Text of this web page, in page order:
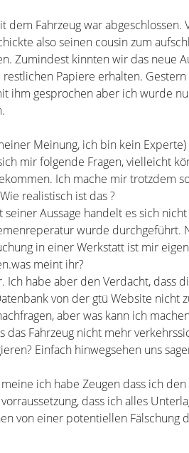
dem Fahrzeug war abgeschlossen.
also seinen cousin zum
Zumindest kinnten wir das neue
Papiere erhalten.
ihm gesprochen aber ich wurde
Meinung, ich bin kein
mir folgende Fragen, vielleicht
Ich mache mir trotzdem
realistisch ist das ?
Aussage handelt es sich
wurde durchgeführt.
in einer Werkstatt ist mir
meint ihr?
Ich habe aber den Verdacht, dass
von der gtü Website nicht
aber was kann ich
das Fahrzeug nicht mehr
Einfach hinwegsehen uns
ich habe Zeugen dass ich
dass ich alles
von einer potentiellen Fälschung